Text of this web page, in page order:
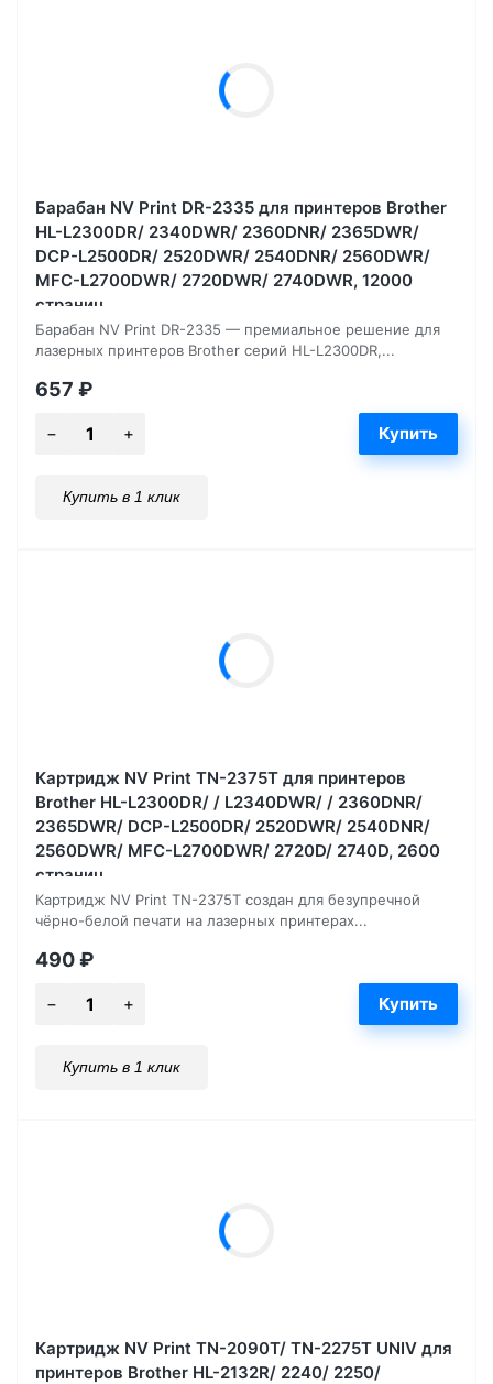
Барабан NV Print DR-2335 для принтеров Brother
HL-L2300DR/ 2340DWR/ 2360DNR/ 2365DWR/
DCP-L2500DR/ 2520DWR/ 2540DNR/ 2560DWR/
MFC-L2700DWR/ 2720DWR/ 2740DWR, 12000
страниц
Барабан NV Print DR-2335 — премиальное решение для
лазерных принтеров Brother серий HL-L2300DR,...
657 ₽
Купить в 1 клик
Картридж NV Print TN-2375T для принтеров
Brother HL-L2300DR/ / L2340DWR/ / 2360DNR/
2365DWR/ DCP-L2500DR/ 2520DWR/ 2540DNR/
2560DWR/ MFC-L2700DWR/ 2720D/ 2740D, 2600
страниц
Картридж NV Print TN-2375T создан для безупречной
чёрно-белой печати на лазерных принтерах...
490₽
Купить в 1 клик
Картридж NV Print TN-2090T/ TN-2275T UNIV для
принтеров Brother HL-2132R/ 2240/ 2250/